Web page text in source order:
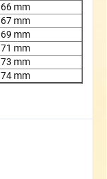
66 mm
67 mm
69 mm
71 mm
73 mm
74 mm